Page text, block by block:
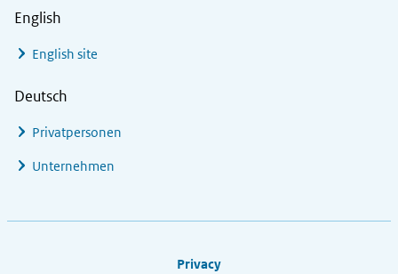
English
English site
Deutsch
Privatpersonen
Unternehmen
Privacy